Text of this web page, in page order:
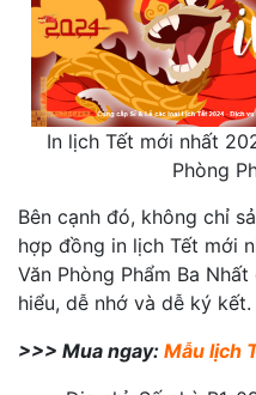
In lịch Tết mới nhất
Phòng
Bên cạnh đó, không chỉ
hợp đồng in lịch Tết mới
Văn Phòng Phẩm Ba
hiểu, dễ nhớ và dễ ký kết.
>>> Mua ngay: Mẫu lịch